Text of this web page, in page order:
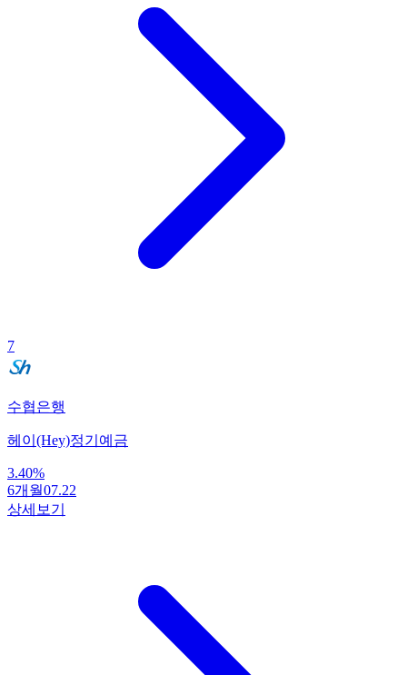
7
수협은행
헤이(Hey)정기예금
3.40%
6개월07.22
상세보기